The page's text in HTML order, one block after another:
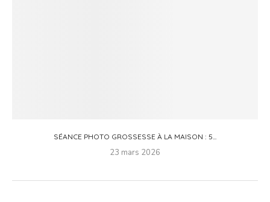
SÉANCE PHOTO GROSSESSE À LA MAISON : 5...
23 mars 2026